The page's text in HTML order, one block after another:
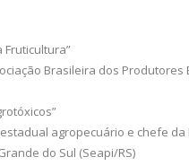
Fruticultura”
Brasileira dos
agropecuário e chefe
do Sul (Seapi/RS)